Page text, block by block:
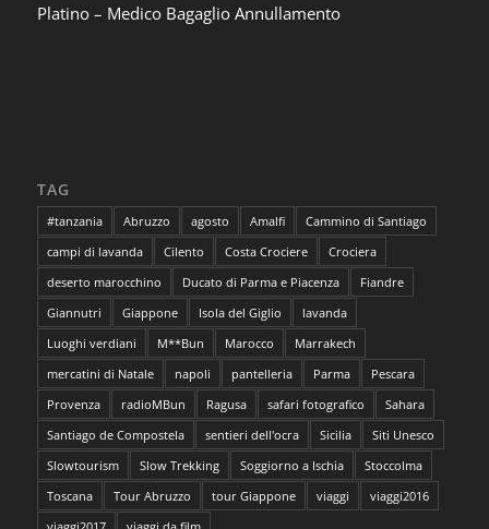
Platino – Medico Bagaglio Annullamento
TAG
#tanzania Abruzzo agosto Amalfi
Cammino di Santiago
campi di lavanda
Cilento Costa Crociere
Crociera
deserto marocchino
Ducato di Parma e Piacenza
Fiandre
Giannutri
Giappone Isola del Giglio
lavanda
Luoghi verdiani
M**Bun Marocco
Marrakech
mercatini di Natale
napoli pantelleria Parma
Pescara
Provenza
radioMBun Ragusa safari fotografico
Sahara
Santiago de Compostela
sentieri dell'ocra Sicilia
Siti Unesco
Slowtourism
Slow Trekking Soggiorno a Ischia
Stoccolma
Toscana
Tour Abruzzo tour Giappone viaggi
viaggi2016